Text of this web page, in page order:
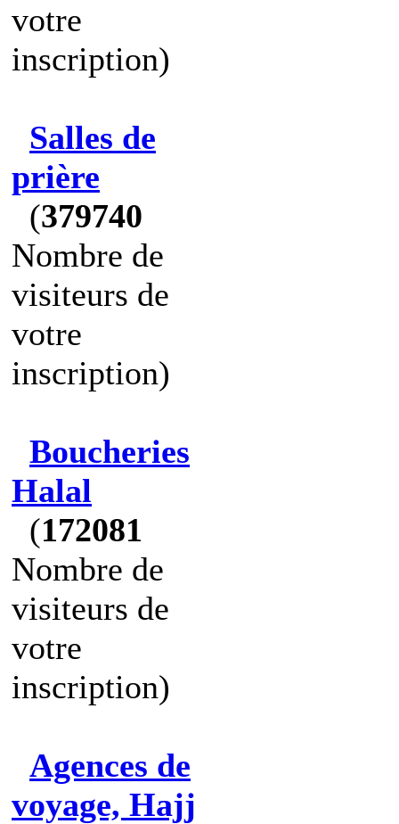
votre
inscription)
Salles de
prière
(379740
Nombre de
visiteurs de
votre
inscription)
Boucheries
Halal
(172081
Nombre de
visiteurs de
votre
inscription)
Agences de
voyage, Hajj